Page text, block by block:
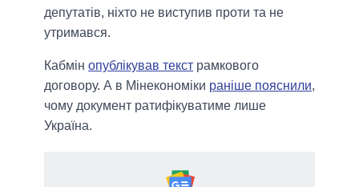
депутатів, ніхто не виступив проти та не
утримався.
Кабмін опублікував текст рамкового
договору. А в Мінекономіки раніше пояснили,
чому документ ратифікуватиме лише
Україна.